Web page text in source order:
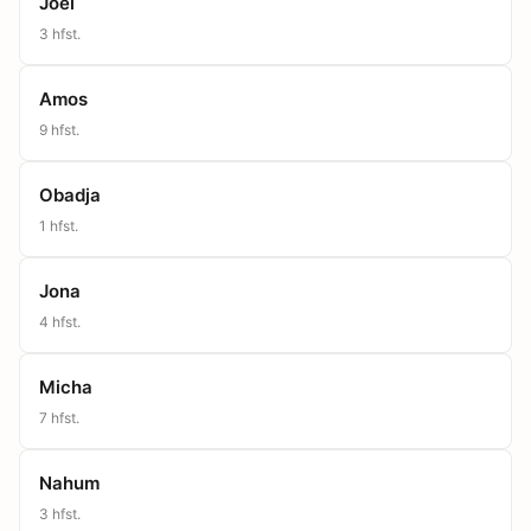
3 hfst.
Amos
9 hfst.
Obadja
1 hfst.
Jona
4 hfst.
Micha
7 hfst.
Nahum
3 hfst.